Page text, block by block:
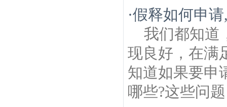
·假释如何申
我们都知道
现良好，在满
知道如果要申
哪些?这些问